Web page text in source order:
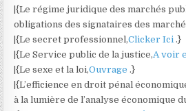
|{Le régime juridique des marchés
obligations des signataires des
|{Le secret professionnel,Clicker Ici.}
|{Le Service public de la justice,A voir
|{Le sexe et la loi,Ouvrage.}
|{L’efficience en droit pénal
à la lumière de l’analyse économique